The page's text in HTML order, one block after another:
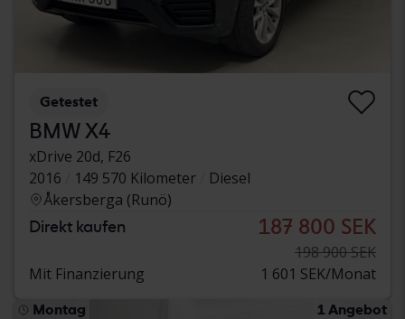
Getestet
BMW X4
xDrive 20d, F26
2016
149 570 Kilometer
Diesel
Åkersberga (Runö)
Direkt kaufen 187 800 SEK
198 900 SEK
Mit Finanzierung
1 601 SEK/Monat
Montag 1 Angebot